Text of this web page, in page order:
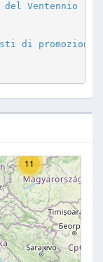
Ventennio
di promozione